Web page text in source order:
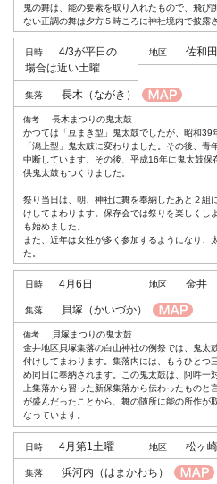
鬼の舞は、能の要素を取り入れたもので、飛び
ない正調の舞は夕方５時ころに神社境内で披露
4/3が平日の
場合は近い土曜
佐和田
長木 （ながき）
長木まつりの鬼太鼓
かつては「豆まき型」鬼太鼓でしたが、昭和39
「潟上型」鬼太鼓に変わりました。その後、青
中断しています。その後、平成16年に鬼太鼓
供鬼太鼓もつくりました。
祭り当日は、朝、神社に舞を奉納したあと２組
けしてまわります。保存会では祭りを楽しくし
も始めました。
また、近年は女性が多く参加するようになり、
た。
4月6日 金井
貝塚（かいづか）
貝塚まつりの鬼太鼓
金井地区貝塚集落の白山神社の例祭では、鬼太
付けしてまわります。集落内には、もうひとつ
め同日に奉納されます。この鬼太鼓は、阿吽一
上集落から習った新保集落から伝わったものと
が盛んだったことから、舞の随所に能の所作が
なっています。
4月第1土曜 松ヶ崎
浜河内 （はまかわち）